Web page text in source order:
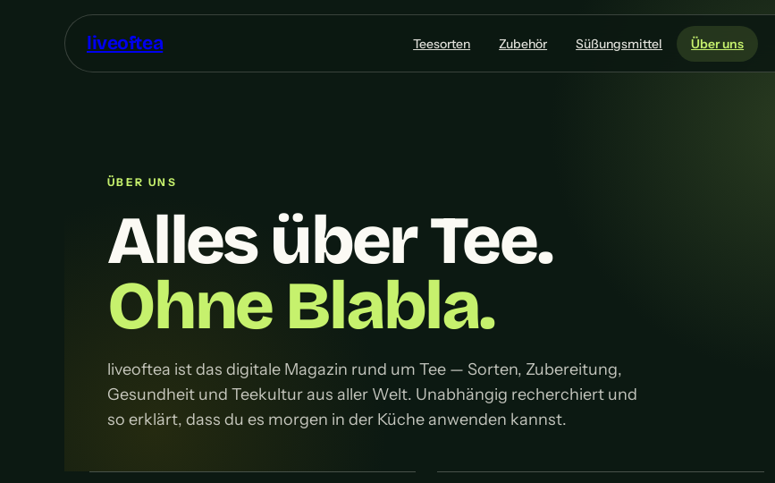
liveoftea Teesorten Zubehör Süßungsmittel Über uns
ÜBER UNS
Alles über Tee.
Ohne Blabla.
liveoftea ist das digitale Magazin rund um Tee — Sorten, Zubereitung,
Gesundheit und Teekultur aus aller Welt. Unabhängig recherchiert und
so erklärt, dass du es morgen in der Küche anwenden kannst.